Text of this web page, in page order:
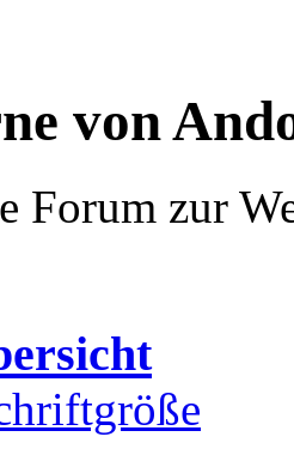
von
Forum zur